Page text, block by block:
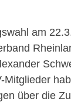
am
Mitglieder
über die